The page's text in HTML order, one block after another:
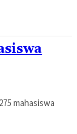
mahasiswa